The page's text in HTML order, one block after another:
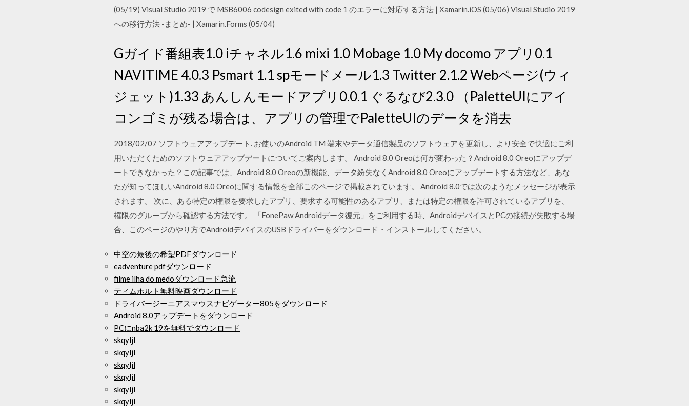
(05/19) Visual Studio 2019 で MSB6006 codesign exited with code 1 のエラーに対応する方法 | Xamarin.iOS (05/06) Visual Studio 2019
への移行方法 -まとめ- | Xamarin.Forms (05/04)
Gガイド番組表1.0 iチャネル1.6 mixi 1.0 Mobage 1.0 My docomo アプリ0.1
NAVITIME 4.0.3 Psmart 1.1 spモードメール1.3 Twitter 2.1.2 Webページ(ウィ
ジェット)1.33 あんしんモードアプリ0.0.1 ぐるなび2.3.0 （PaletteUIにアイ
コンゴミが残る場合は、アプリの管理でPaletteUIのデータを消去
2018/02/07 ソフトウェアアップデート. お使いのAndroid TM 端末やデータ通信製品のソフトウェアを更新し、より安全で快適にご利
用いただくためのソフトウェアアップデートについてご案内します。 Android 8.0 Oreoは何が変わった？Android 8.0 Oreoにアップデ
ートできなかった？この記事では、Android 8.0 Oreoの新機能、データ紛失なくAndroid 8.0 Oreoにアップデートする方法など、あな
たが知ってほしいAndroid 8.0 Oreoに関する情報を全部このページで掲載されています。 Android 8.0では次のようなメッセージが表示
されます。 次に、ある特定の権限を要求したアプリ、要求する可能性のあるアプリ、または特定の権限を許可されているアプリを、
権限のグループから確認する方法です。 「FonePaw Androidデータ復元」をご利用する時、AndroidデバイスとPCの接続が失敗する場
合、このページのやり方でAndroidデバイスのUSBドライバーをダウンロード・インストールしてください。
中空の最後の希望PDFダウンロード
eadventure pdfダウンロード
filme ilha do medoダウンロード急流
ティムホルト無料映画ダウンロード
ドライバージーニアスマウスナビゲーター805をダウンロード
Android 8.0アップデートをダウンロード
PCにnba2k 19を無料でダウンロード
skqyljl
skqyljl
skqyljl
skqyljl
skqyljl
skqyljl